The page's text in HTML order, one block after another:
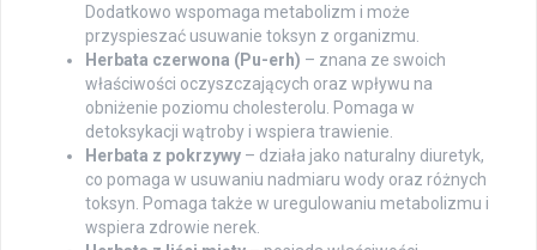
Dodatkowo wspomaga metabolizm i może
przyspieszać usuwanie toksyn z organizmu.
Herbata czerwona (Pu-erh) – znana ze swoich
właściwości oczyszczających oraz wpływu na
obniżenie poziomu cholesterolu. Pomaga w
detoksykacji wątroby i wspiera trawienie.
Herbata z pokrzywy – działa jako naturalny diuretyk,
co pomaga w usuwaniu nadmiaru wody oraz różnych
toksyn. Pomaga także w uregulowaniu metabolizmu i
wspiera zdrowie nerek.